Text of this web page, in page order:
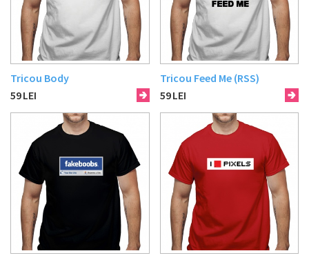
Tricou Body
59LEI
Tricou Feed Me (RSS)
59LEI